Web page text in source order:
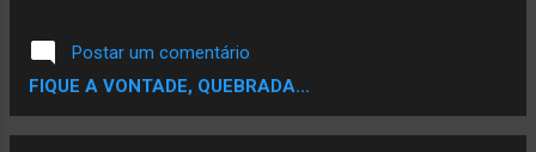
Postar um comentário
FIQUE A VONTADE, QUEBRADA...